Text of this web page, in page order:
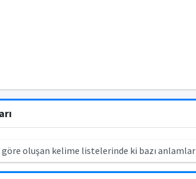
göre oluşan kelime listelerinde ki bazı anlamlar